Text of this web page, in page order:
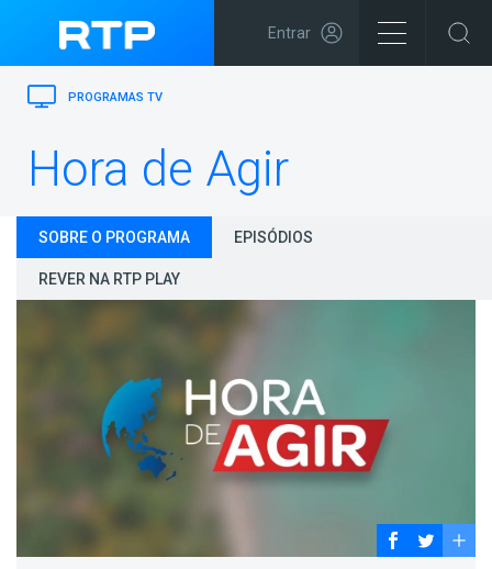
Entrar
PROGRAMAS TV
Hora de Agir
SOBRE O PROGRAMA EPISÓDIOS
REVER NA RTP PLAY